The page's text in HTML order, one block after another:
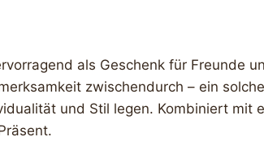
als Geschenk für Freunde
zwischendurch – ein
und Stil legen. Kombiniert mit